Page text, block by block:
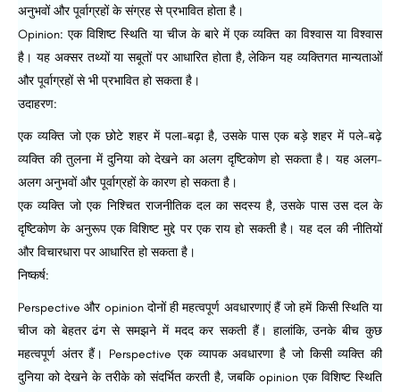
अनुभवों और पूर्वाग्रहों के संग्रह से प्रभावित होता है।
Opinion: एक विशिष्ट स्थिति या चीज के बारे में एक व्यक्ति का विश्वास या विश्वास
है। यह अक्सर तथ्यों या सबूतों पर आधारित होता है, लेकिन यह व्यक्तिगत मान्यताओं
और पूर्वाग्रहों से भी प्रभावित हो सकता है।
उदाहरण:
एक व्यक्ति जो एक छोटे शहर में पला-बढ़ा है, उसके पास एक बड़े शहर में पले-बढ़े
व्यक्ति की तुलना में दुनिया को देखने का अलग दृष्टिकोण हो सकता है। यह अलग-
अलग अनुभवों और पूर्वाग्रहों के कारण हो सकता है।
एक व्यक्ति जो एक निश्चित राजनीतिक दल का सदस्य है, उसके पास उस दल के
दृष्टिकोण के अनुरूप एक विशिष्ट मुद्दे पर एक राय हो सकती है। यह दल की नीतियों
और विचारधारा पर आधारित हो सकता है।
निष्कर्ष:
Perspective और opinion दोनों ही महत्वपूर्ण अवधारणाएं हैं जो हमें किसी स्थिति या
चीज को बेहतर ढंग से समझने में मदद कर सकती हैं। हालांकि, उनके बीच कुछ
महत्वपूर्ण अंतर हैं। Perspective एक व्यापक अवधारणा है जो किसी व्यक्ति की
दुनिया को देखने के तरीके को संदर्भित करती है, जबकि opinion एक विशिष्ट स्थिति